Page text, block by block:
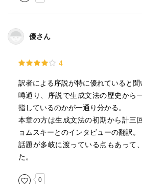
優さん
4
訳者による序説が特に優れていると聞
噂通り、序説で生成文法の歴史から
指しているのかが一通り分かる。
本章の方は生成文法の初期から計三
ョムスキーとのインタビューの翻訳。
話題が多岐に渡っている点もあって
た。
0